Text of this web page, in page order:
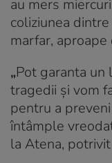
au mers
coliziunea
marfar,
„Pot garanta un
tragedii și vom
pentru a
întâmple
la Atena,